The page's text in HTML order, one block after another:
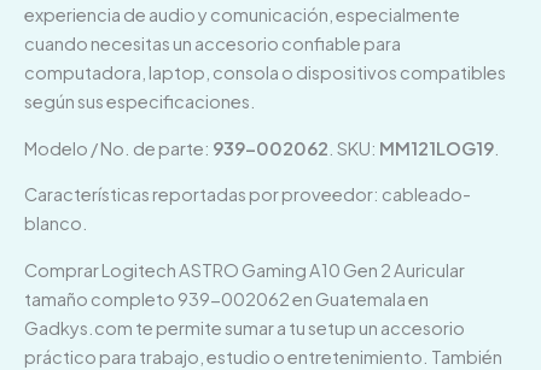
experiencia de audio y comunicación, especialmente
cuando necesitas un accesorio confiable para
computadora, laptop, consola o dispositivos compatibles
según sus especificaciones.
Modelo / No. de parte: 939-002062 . SKU: MM121LOG19
Características reportadas por proveedor: cableado-
blanco.
Comprar Logitech ASTRO Gaming A10 Gen 2 Auricular
tamaño completo 939-002062 en Guatemala en
Gadkys.com te permite sumar a tu setup un accesorio
práctico para trabajo, estudio o entretenimiento. También